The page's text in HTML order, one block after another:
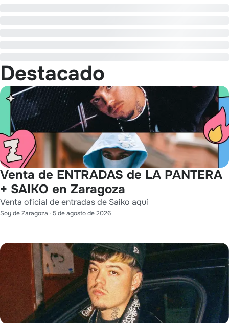
Destacado
Venta de ENTRADAS de LA PANTERA
+ SAIKO en Zaragoza
Venta oficial de entradas de Saiko aquí
Soy de Zaragoza · 5 de agosto de 2026